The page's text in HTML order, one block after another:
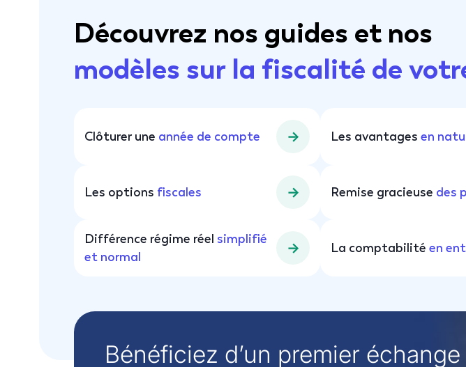
Découvrez nos guides et nos
modèles sur la fiscalité de
Clôturer une année de compte Les avantagesen
Les options fiscales Remise gracieuse des
Différence régime réel simplifié
et normal
La comptabilitéen
Bénéficiez d’un premier